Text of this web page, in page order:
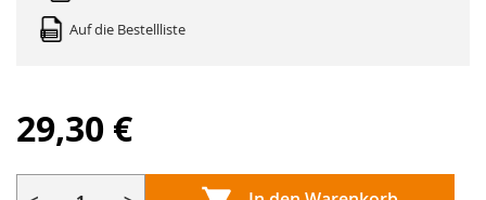
Auf die Bestellliste
29,30 €